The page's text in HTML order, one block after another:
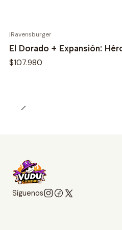
|Ravensburger
El Dorado + Expansión:
$107.980
Síguenos